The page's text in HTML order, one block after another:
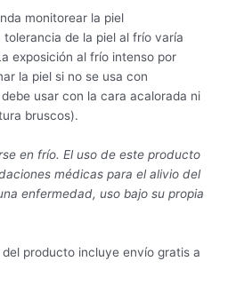
monitorear la piel
de la piel al frío varía
exposición al frío intenso por
la piel si no se usa con
usar con la cara acalorada ni
bruscos).
en frío. El uso de este producto
médicas para el alivio del
enfermedad, uso bajo su propia
del producto incluye envío gratis a